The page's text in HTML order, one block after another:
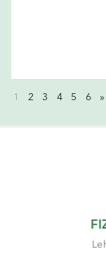
1 2 3 4 5 6 »